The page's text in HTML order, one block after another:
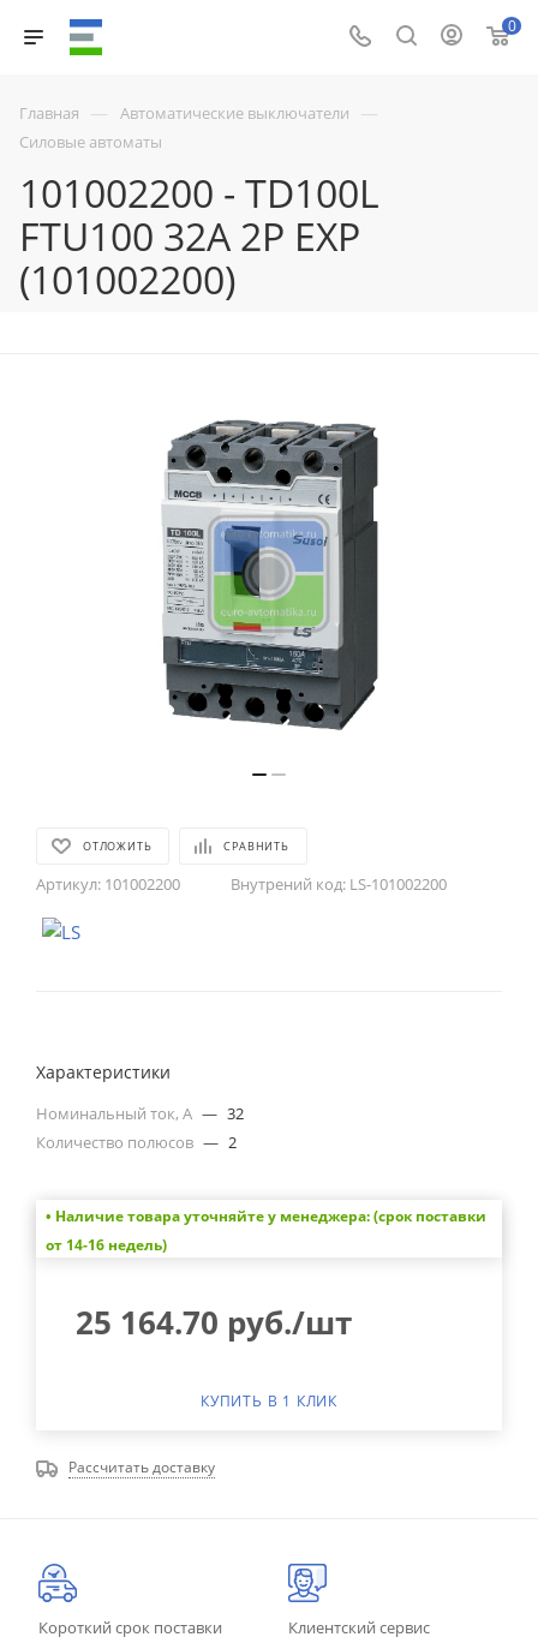
0
Главная — Автоматические выключатели —
Силовые автоматы
101002200 - TD100L
FTU100 32A 2P EXP
(101002200)
ОТЛОЖИТЬ СРАВНИТЬ
Артикул: 101002200 Внутрений код: LS-101002200
Характеристики
Номинальный ток, А — 32
Количество полюсов — 2
• Наличие товара уточняйте у менеджера: (срок поставки
от 14-16 недель)
25 164.70 руб./шт
КУПИТЬ В 1 КЛИК
Рассчитать доставку
Короткий срок поставки Клиентский сервис